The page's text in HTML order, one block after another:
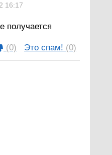
16:17
получается
(0) Это спам! (0)